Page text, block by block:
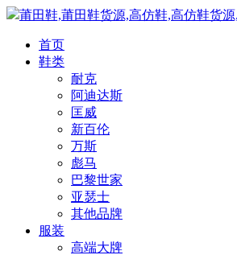
莆田鞋,莆田鞋货源,高仿鞋,高仿鞋货
首页
鞋类
耐克
阿迪达斯
匡威
新百伦
万斯
彪马
巴黎世家
亚瑟士
其他品牌
服装
高端大牌